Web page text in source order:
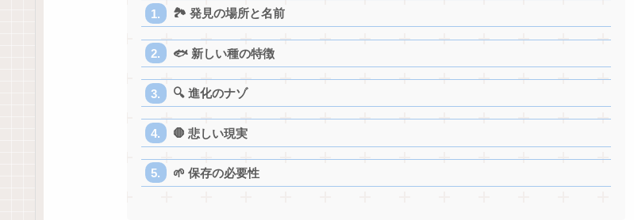
🏞️ 発見の場所と名前
🐟 新しい種の特徴
🔍 進化のナゾ
🛑 悲しい現実
🌱 保存の必要性